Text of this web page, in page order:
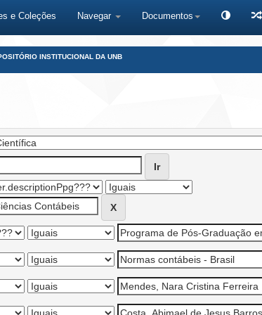
e Coleções Navegar Documentos
INSTITUCIONAL DA UNB